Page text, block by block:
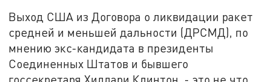
Выход США из Договора о ликвидации ракет
средней и меньшей дальности (ДРСМД), по
мнению экс-кандидата в президенты
Соединенных Штатов и бывшего
госсекретаря Хиллари Клинтон, - это не что